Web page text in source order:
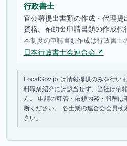
行政書士
官公署提出書類の作成・代理提
資格。補助金申請書類の作成代
本制度の申請書類作成は行政書士
日本行政書士会連合会 ↗
LocalGov.jp は情報提供のみを行い
料職業紹介には該当せず、当社は依
ん。 申請の可否・依頼内容・報酬は
断ください。 各士業の連合会会員検
さい。